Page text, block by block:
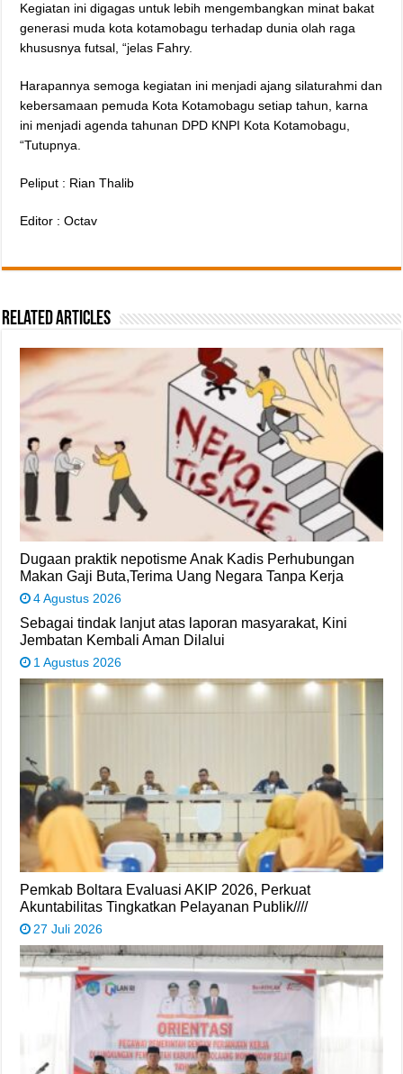
Kegiatan ini digagas untuk lebih mengembangkan minat bakat
generasi muda kota kotamobagu terhadap dunia olah raga
khususnya futsal, “jelas Fahry.
Harapannya semoga kegiatan ini menjadi ajang silaturahmi dan
kebersamaan pemuda Kota Kotamobagu setiap tahun, karna
ini menjadi agenda tahunan DPD KNPI Kota Kotamobagu,
“Tutupnya.
Peliput : Rian Thalib
Editor : Octav
Related Articles
Dugaan praktik nepotisme Anak Kadis Perhubungan
Makan Gaji Buta,Terima Uang Negara Tanpa Kerja
4 Agustus 2026
Sebagai tindak lanjut atas laporan masyarakat, Kini
Jembatan Kembali Aman Dilalui
1 Agustus 2026
Pemkab Boltara Evaluasi AKIP 2026, Perkuat
Akuntabilitas Tingkatkan Pelayanan Publik////
27 Juli 2026